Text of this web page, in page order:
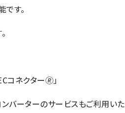
す。
コネクター🄬」
バーターのサービスもご利用いた